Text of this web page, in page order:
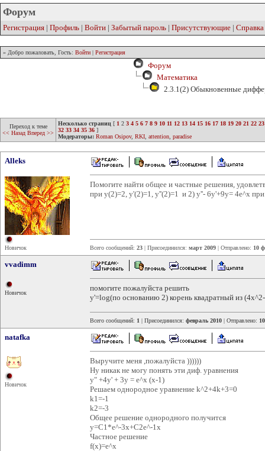
Форум
Регистрация | Профиль | Войти | Забытый пароль | Присутствующие | Справка
» Добро пожаловать, Гость: Войти | Регистрация
Форум
Математика
2.3.1(2) Обыкновенные
Переход к теме
<< Назад Вперед >>
Несколько страниц [ 1 2 3 4 5 6 7 8 9 10 11 12 13 14 15 16 17 18 19 20 21 22 23
32 33 34 35 36 ]
Модераторы: Roman Osipov, RKI attention paradise
Alleks
Новичок
Помогите найти общее и частные решения,
при y(2)=2, y'(2)=1, y''(2)=1 и 2) y''- 6y'+9y= 4e^x
Всего сообщений: 23 | Присоединился: март 2009 | Отправлено: 10
vvadimm
Новичок
помогите пожалуйста решить
y'=log(по основанию 2) корень квадратный из
Всего сообщений: 1 | Присоединился: февраль 2010 | Отправлено:
natafka
Новичок
Выручите меня ,пожалуйста ))))))
Ну никак не могу понять эти диф. уравнения
y" +4y' + 3y = e^x (x-1)
Решаем однородное уравнение k^2+4k+3=0
k1=-1
k2=-3
Общее решение однородного получится
у=С1*e^-3x+С2e^-1x
Частное решение
f(x)=e^x